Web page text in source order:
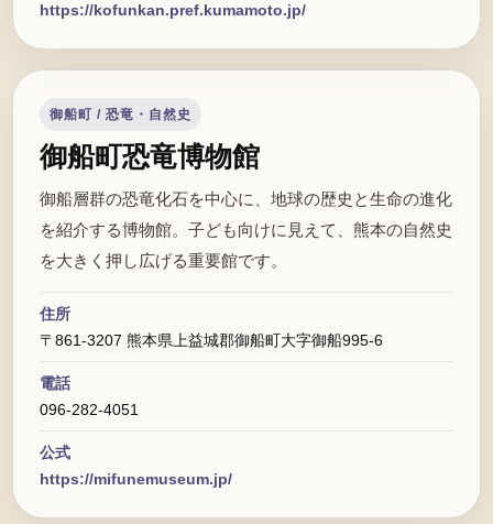
https://kofunkan.pref.kumamoto.jp/
御船町 / 恐竜・自然史
御船町恐竜博物館
御船層群の恐竜化石を中心に、地球の歴史と生命の進化
を紹介する博物館。子ども向けに見えて、熊本の自然史
を大きく押し広げる重要館です。
住所
〒861-3207 熊本県上益城郡御船町大字御船995-6
電話
096-282-4051
公式
https://mifunemuseum.jp/